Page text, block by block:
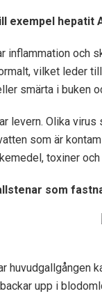
exempel hepatit
inflammation och
vilket leder
smärta i buken
levern. Olika
som är
toxiner
som
huvudgallgången
upp i